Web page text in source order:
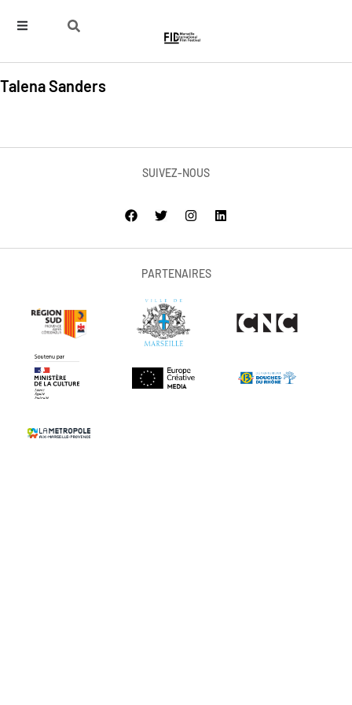
Talena Sanders
SUIVEZ-NOUS
PARTENAIRES